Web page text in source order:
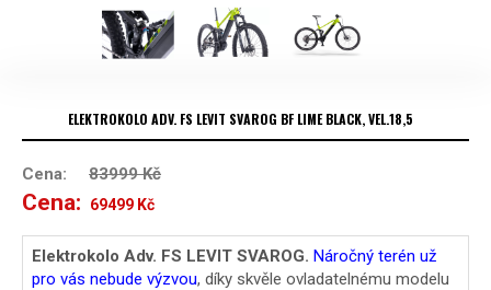
ELEKTROKOLO ADV. FS LEVIT SVAROG BF LIME BLACK, VEL.18,5
Cena: 83999Kč
Cena: Původní
cena
byla:
69499 Kč
cena
je:
Elektrokolo Adv. FS LEVIT SVAROG. Náročný terén už
pro vás nebude výzvou, díky skvěle ovladatelnému modelu